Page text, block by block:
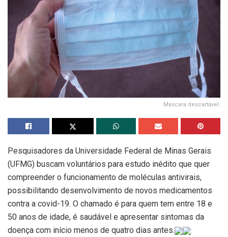
Máscara descartável.
Pesquisadores da Universidade Federal de Minas Gerais
(UFMG) buscam voluntários para estudo inédito que quer
compreender o funcionamento de moléculas antivirais,
possibilitando desenvolvimento de novos medicamentos
contra a covid-19. O chamado é para quem tem entre 18 e
50 anos de idade, é saudável e apresentar sintomas da
doença com início menos de quatro dias antes.